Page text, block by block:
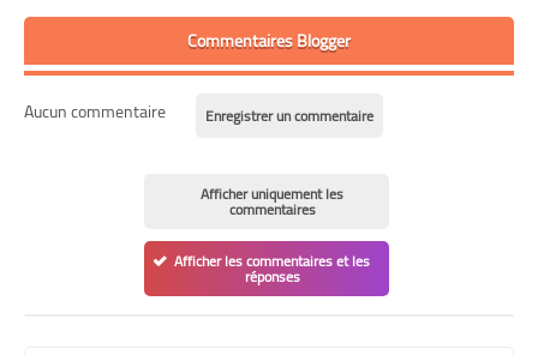
Commentaires Blogger
Aucun commentaire Enregistrer un commentaire
Afficher uniquement les
commentaires
Afficher les commentaires et les
réponses